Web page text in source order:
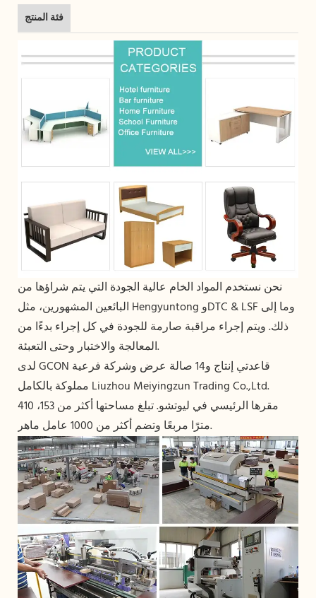
فئة المنتج
نحن نستخدم المواد الخام عالية الجودة التي يتم شراؤها من
البائعين المشهورين، مثل Hengyuntong وDTC & LSF وما إلى
ذلك. ويتم إجراء مراقبة صارمة للجودة في كل إجراء بدءًا من
المعالجة والاختبار وحتى التعبئة.
لدى GCON قاعدتي إنتاج و14 صالة عرض وشركة فرعية
مملوكة بالكامل Liuzhou Meiyingzun Trading Co.,Ltd.
مقرها الرئيسي في ليوتشو. تبلغ مساحتها أكثر من 153، 410
مترًا مربعًا وتضم أكثر من 1000 عامل ماهر.